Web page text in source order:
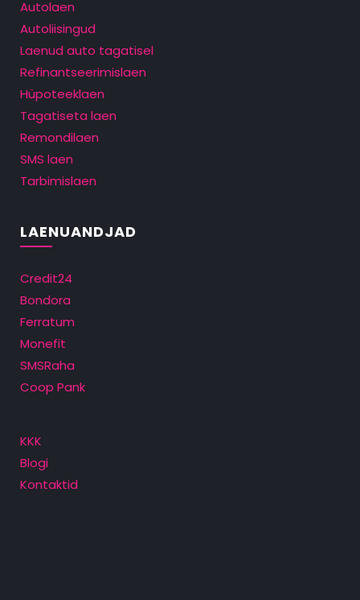
Autolaen
Autoliisingud
Laenud auto tagatisel
Refinantseerimislaen
Hüpoteeklaen
Tagatiseta laen
Remondilaen
SMS laen
Tarbimislaen
LAENUANDJAD
Credit24
Bondora
Ferratum
Monefit
SMSRaha
Coop Pank
KKK
Blogi
Kontaktid